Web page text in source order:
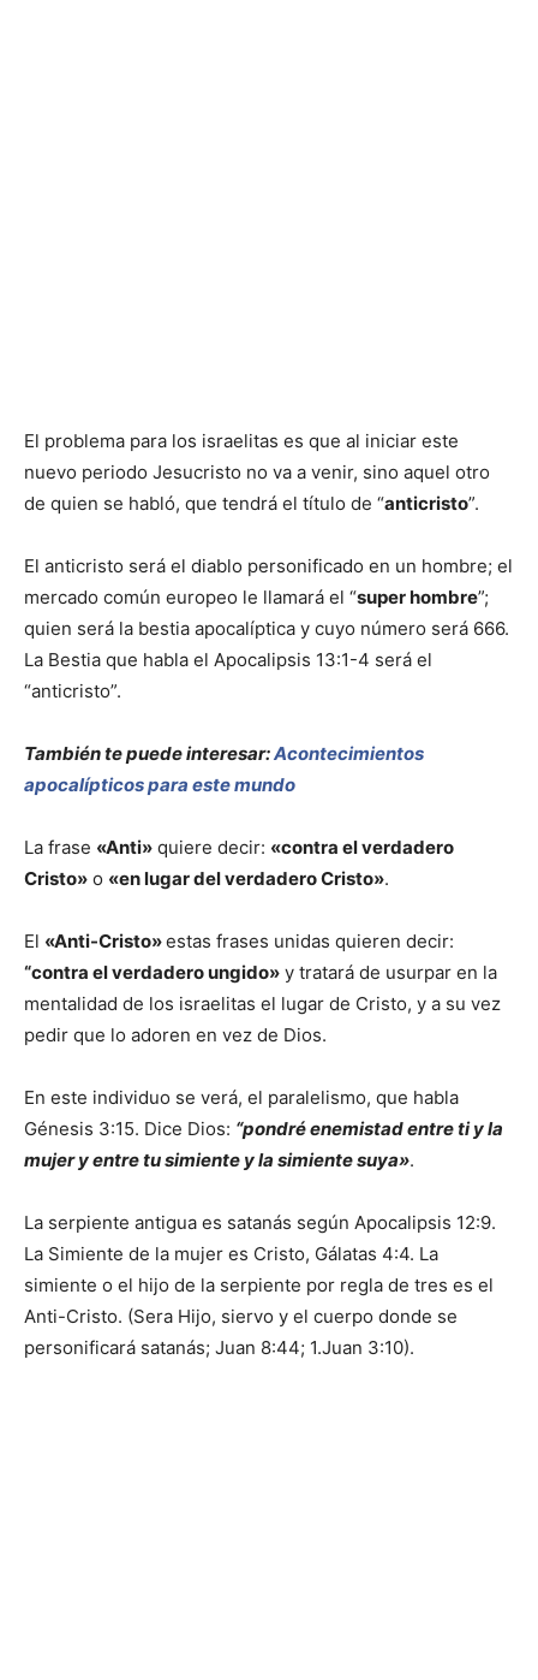
El problema para los israelitas es que al iniciar este
nuevo periodo Jesucristo no va a venir, sino aquel otro
de quien se habló, que tendrá el título de “anticristo”.
El anticristo será el diablo personificado en un hombre; el
mercado común europeo le llamará el “super hombre”;
quien será la bestia apocalíptica y cuyo número será 666.
La Bestia que habla el Apocalipsis 13:1-4 será el
“anticristo”.
También te puede interesar:Acontecimientos
apocalípticos para este mundo
La frase «Anti» quiere decir: «contra el verdadero
Cristo» o «en lugar del verdadero Cristo».
El «Anti-Cristo»estas frases unidas quieren decir:
“contra el verdadero ungido» y tratará de usurpar en la
mentalidad de los israelitas el lugar de Cristo, y a su vez
pedir que lo adoren en vez de Dios.
En este individuo se verá, el paralelismo, que habla
Génesis 3:15. Dice Dios: “pondré enemistad entre ti y la
mujer y entre tu simiente y la simiente suya».
La serpiente antigua es satanás según Apocalipsis 12:9.
La Simiente de la mujer es Cristo, Gálatas 4:4. La
simiente o el hijo de la serpiente por regla de tres es el
Anti-Cristo. (Sera Hijo, siervo y el cuerpo donde se
personificará satanás; Juan 8:44; 1.Juan 3:10).